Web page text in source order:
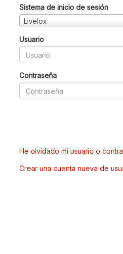
Sistema de inicio de sesión
Livelox
Usuario
Contraseña
He olvidado mi usuario o
Crear una cuenta nueva de